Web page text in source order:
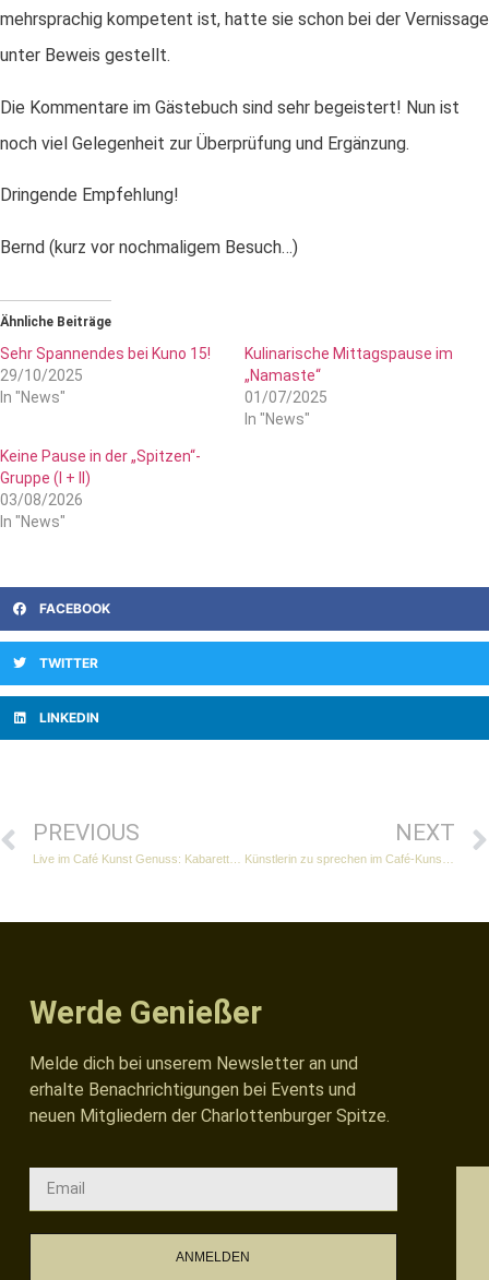
mehrsprachig kompetent ist, hatte sie schon bei der Vernissage
unter Beweis gestellt.
Die Kommentare im Gästebuch sind sehr begeistert! Nun ist
noch viel Gelegenheit zur Überprüfung und Ergänzung.
Dringende Empfehlung!
Bernd (kurz vor nochmaligem Besuch…)
Ähnliche Beiträge
Sehr Spannendes bei Kuno 15!
29/10/2025
In "News"
Kulinarische Mittagspause im
„Namaste“
01/07/2025
In "News"
Keine Pause in der „Spitzen“-
Gruppe (I + II)
03/08/2026
In "News"
FACEBOOK
TWITTER
LINKEDIN
PREVIOUS NEXT
Werde Genießer
Melde dich bei unserem Newsletter an und
erhalte Benachrichtigungen bei Events und
neuen Mitgliedern der Charlottenburger Spitze.
ANMELDEN